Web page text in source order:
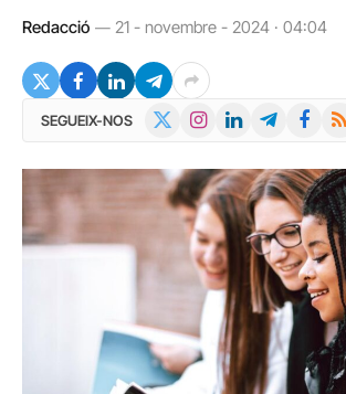
Redacció 21 - novembre - 2024 · 04:04
SEGUEIX-NOS InstagramLinkedInTelegramFacebook
RSS